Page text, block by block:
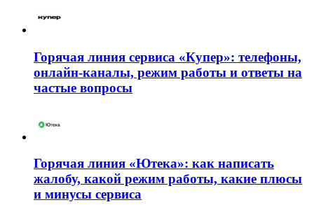
Горячая линия сервиса «Купер»: телефоны,
онлайн-каналы, режим работы и ответы на
частые вопросы
Горячая линия «Ютека»: как написать
жалобу, какой режим работы, какие плюсы
и минусы сервиса